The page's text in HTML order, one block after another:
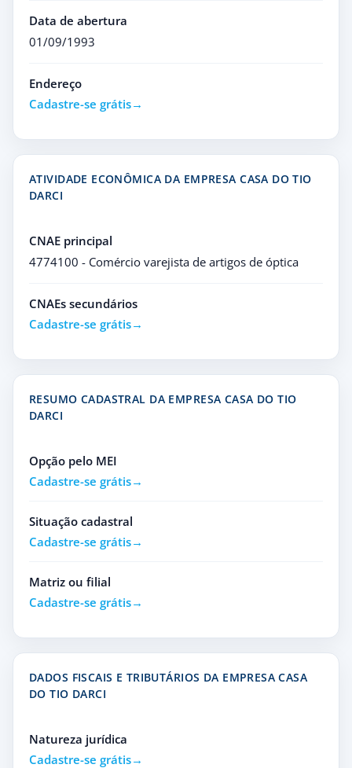
Data de abertura
01/09/1993
Endereço
Cadastre-se grátis
ATIVIDADE ECONÔMICA DA EMPRESA CASA DO TIO
DARCI
CNAE principal
4774100 - Comércio varejista de artigos de óptica
CNAEs secundários
Cadastre-se grátis
RESUMO CADASTRAL DA EMPRESA CASA DO TIO
DARCI
Opção pelo MEI
Cadastre-se grátis
Situação cadastral
Cadastre-se grátis
Matriz ou filial
Cadastre-se grátis
DADOS FISCAIS E TRIBUTÁRIOS DA EMPRESA CASA
DO TIO DARCI
Natureza jurídica
Cadastre-se grátis